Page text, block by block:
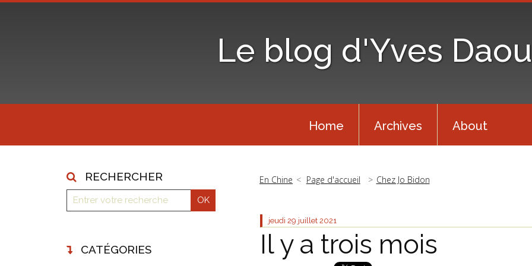
Le blog d'Yves
Home Archives About
RECHERCHER
CATÉGORIES
En Chine Page d'accueil Chez Jo Bidon
jeudi 29 juillet 2021
Il y a trois mois